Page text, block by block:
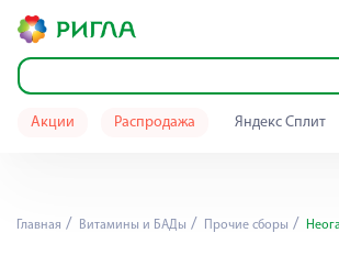
Акции Распродажа Яндекс Сплит
Главная Витамины и БАДы Прочие сборы